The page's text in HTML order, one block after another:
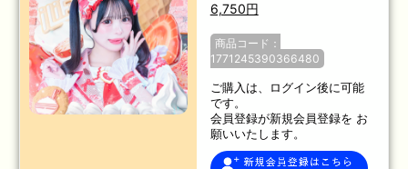
6,750円
商品コード：
1771245390366480
ご購入は、ログイン後に可能
です。
会員登録が新規会員登録を お
願いいたします。